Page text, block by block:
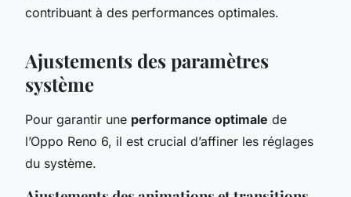
contribuant à des performances optimales.
Ajustements des paramètres
système
Pour garantir une performance optimale de
l’Oppo Reno 6, il est crucial d’affiner les réglages
du système.